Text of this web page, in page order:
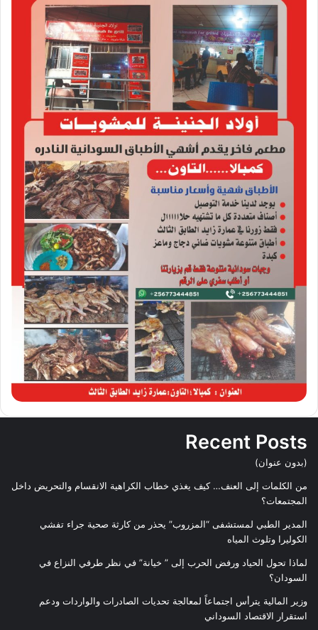
Recent Posts
(بدون عنوان)
من الكلمات إلى العنف… كيف يغذي خطاب الكراهية الانقسام والتحريض داخل
المجتمعات؟
المدير الطبي لمستشفى “المزروب” يحذر من كارثة صحية جراء تفشي
الكوليرا وتلوث المياه
لماذا تحول الحياد ورفض الحرب إلى ” خيانة” في نظر طرفي النزاع في
السودان؟
وزير المالية يترأس اجتماعاً لمعالجة تحديات الصادرات والواردات ودعم
استقرار الاقتصاد السوداني